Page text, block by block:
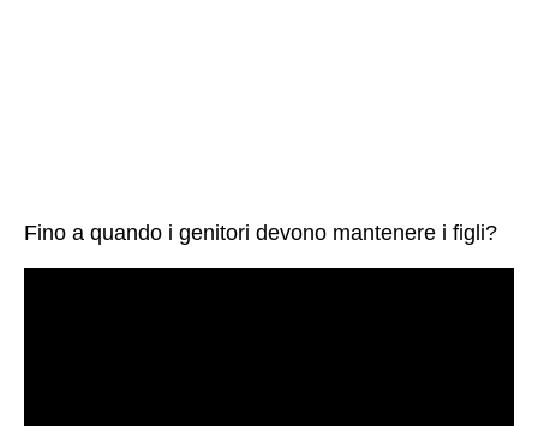
Fino a quando i genitori devono mantenere i figli?